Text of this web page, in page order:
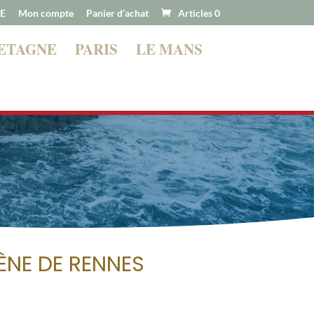
Mon compte Panier d’achat Articles 0
PARIS
LE MANS
bientôt ! À très vite !
DE RENNES